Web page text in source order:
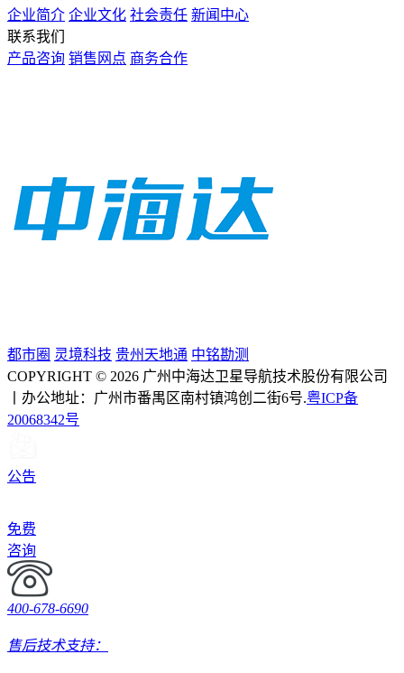
企业简介 企业文化 社会责任 新闻中心
联系我们
产品咨询 销售网点 商务合作
都市圈 灵境科技 贵州天地通 中铭勘测
COPYRIGHT © 2026 广州中海达卫星导航技术股份有限公司
丨办公地址：广州市番禺区南村镇鸿创二街6号.粤ICP备
20068342号
公告
免费
咨询
400-678-6690
售后技术支持：